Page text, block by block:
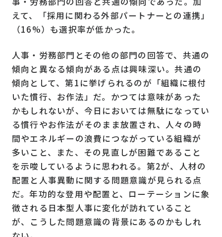
えて、「採用に関わる外部パートナーとの連携」
（16%）も選択率が低かった。
人事・労務部門とその他の部門の回答で、共通の
傾向と異なる傾向がある点は興味深い。共通の
傾向として、第1 に挙げられるのが「組織に根付
いた慣行、お作法」だ。かつては意味があった
かもしれないが、今日においては無駄になってい
る慣行やお作法がそのまま放置され、人々の時
間やエネルギーの浪費につながっている組織が
多いこと、また、その見直しが困難であること
を示唆しているように思われる。第2が、人材の
配置と人事異動に関する問題意識が見られる点
だ。年功的な登用や配置と、ローテーションに象
徴される日本型人事に変化が訪れていること
が、こうした問題意識の背景にあるのかもしれ